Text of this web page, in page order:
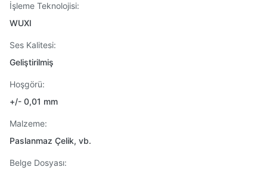
İşleme Teknolojisi:
WUXI
Ses Kalitesi:
Geliştirilmiş
Hoşgörü:
+/- 0,01 mm
Malzeme:
Paslanmaz Çelik, vb.
Belge Dosyası: